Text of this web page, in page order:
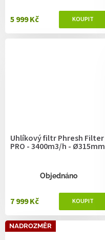
5 999 Kč
Uhlíkový filtr Phresh Filter
PRO - 3400m3/h - Ø315mm
Objednáno
7 999 Kč
NADROZMĚR